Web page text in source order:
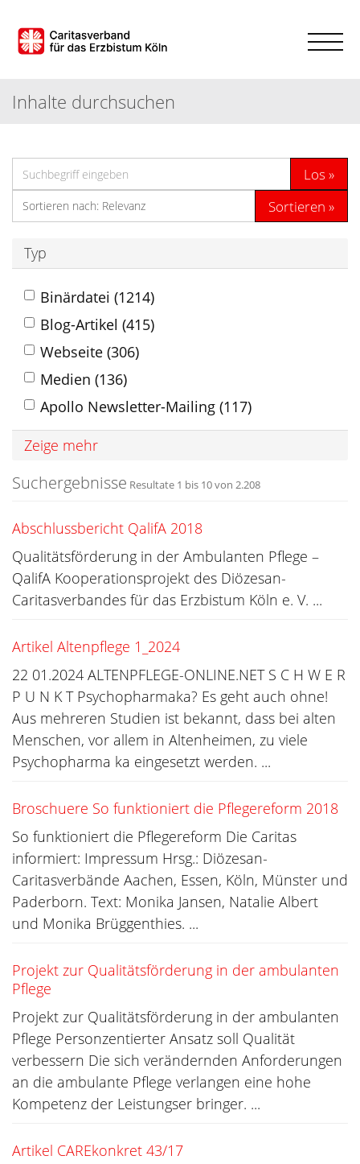
Inhalte durchsuchen
Los
Sortieren
Typ
Binärdatei (1214)
Blog-Artikel (415)
Webseite (306)
Medien (136)
Apollo Newsletter-Mailing (117)
Zeige mehr
Suchergebnisse Resultate 1 bis 10 von 2.208
Abschlussbericht QalifA 2018
Qualitätsförderung in der Ambulanten Pflege –
QalifA Kooperationsprojekt des Diözesan-
Caritasverbandes für das Erzbistum Köln e. V. ...
Artikel Altenpflege 1_2024
22 01.2024 ALTENPFLEGE-ONLINE.NET S C H W E R
P U N K T Psychopharmaka? Es geht auch ohne!
Aus mehreren Studien ist bekannt, dass bei alten
Menschen, vor allem in Altenheimen, zu viele
Psychopharma ka eingesetzt werden. ...
Broschuere So funktioniert die Pflegereform 2018
So funktioniert die Pflegereform Die Caritas
informiert: Impressum Hrsg.: Diözesan-
Caritasverbände Aachen, Essen, Köln, Münster und
Paderborn. Text: Monika Jansen, Natalie Albert
und Monika Brüggenthies. ...
Projekt zur Qualitätsförderung in der ambulanten
Pflege
Projekt zur Qualitätsförderung in der ambulanten
Pflege Personzentierter Ansatz soll Qualität
verbessern Die sich verändernden Anforderungen
an die ambulante Pflege verlangen eine hohe
Kompetenz der Leistungser­ bringer. ...
Artikel CAREkonkret 43/17